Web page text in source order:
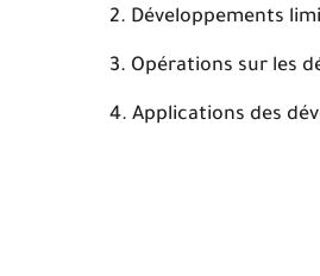
Développements
Opérations sur les
Applications des